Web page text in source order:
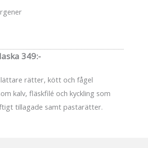
349:-
rätter, kött och fågel
kalv, fläskfilé och kyckling som
tillagade samt pastarätter.